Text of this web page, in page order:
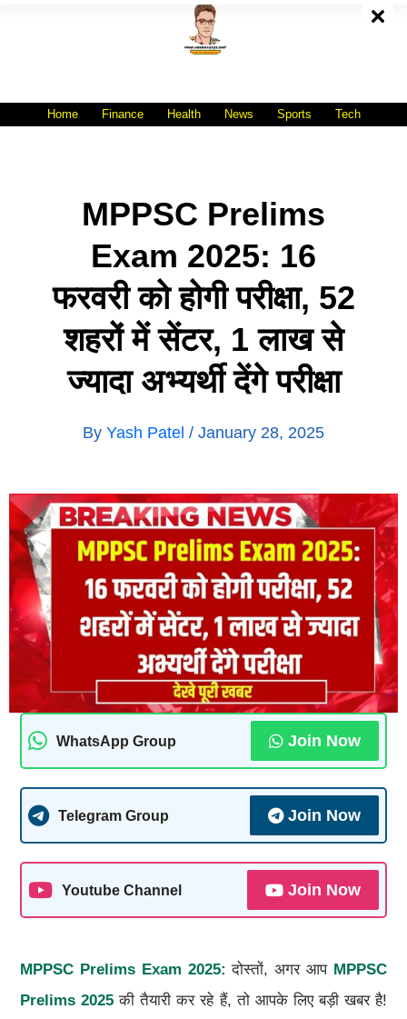
Home Finance Health News Sports Tech
MPPSC Prelims
Exam 2025: 16
फरवरी को होगी परीक्षा, 52
शहरों में सेंटर, 1 लाख से
ज्यादा अभ्यर्थी देंगे परीक्षा
By Yash Patel / January 28, 2025
WhatsApp Group Join Now
Telegram Group Join Now
Youtube Channel Join Now
MPPSC Prelims Exam 2025: दोस्तों, अगर आप MPPSC
Prelims 2025की तैयारी कर रहे हैं, तो आपके लिए बड़ी खबर है!